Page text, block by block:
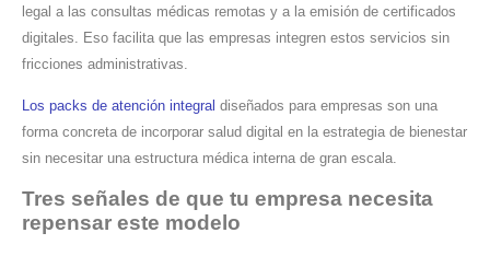
legal a las consultas médicas remotas y a la emisión de certificados
digitales. Eso facilita que las empresas integren estos servicios sin
fricciones administrativas.
Los packs de atención integral diseñados para empresas son una
forma concreta de incorporar salud digital en la estrategia de bienestar
sin necesitar una estructura médica interna de gran escala.
Tres señales de que tu empresa necesita
repensar este modelo